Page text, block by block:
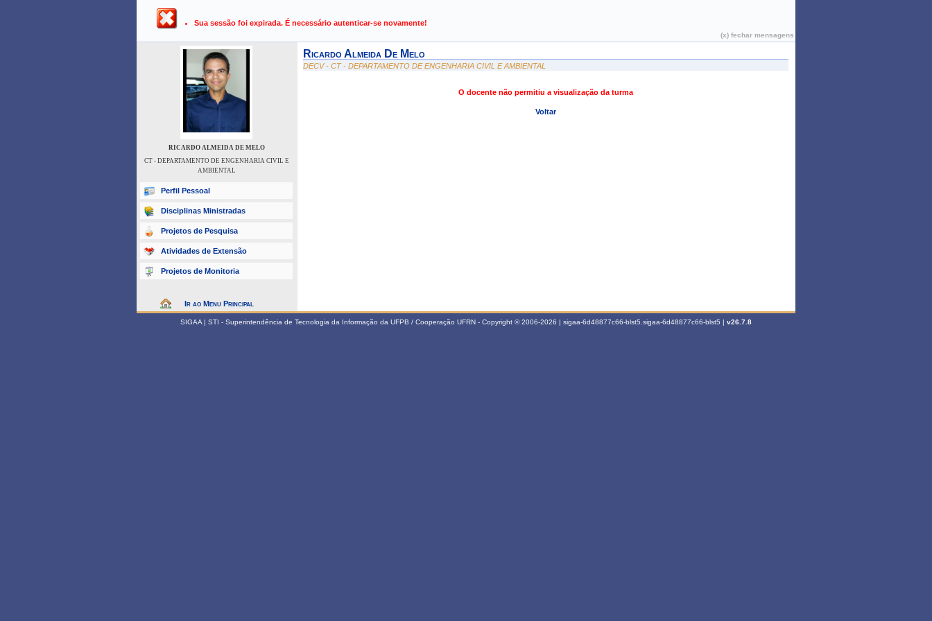
UFPB ›
Sua sessão foi expirada. É necessário autenticar-se novamente!
(x) fechar mensagens
RICARDO ALMEIDA DE MELO
CT - DEPARTAMENTO DE ENGENHARIA CIVIL E
AMBIENTAL
Perfil Pessoal
Disciplinas Ministradas
Projetos de Pesquisa
Atividades de Extensão
Projetos de Monitoria
Ir ao Menu Principal
Ricardo Almeida De Melo
DECV - CT - DEPARTAMENTO DE ENGENHARIA CIVIL E AMBIENTAL
O docente não permitiu a visualização da turma
Voltar
SIGAA | STI - Superintendência de Tecnologia da Informação da UFPB / Cooperação UFRN - Copyright © 2006-2026 | sigaa-6d48877c66-blst5.sigaa-6d48877c66-blst5 | v26.7.8